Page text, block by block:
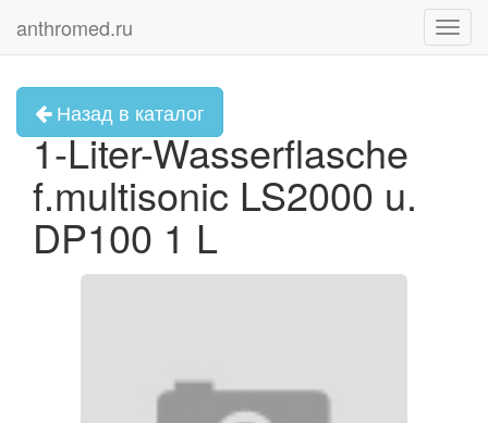
anthromed.ru
Назад в каталог
1-Liter-Wasserflasche
f.multisonic LS2000 u.
DP100 1 L